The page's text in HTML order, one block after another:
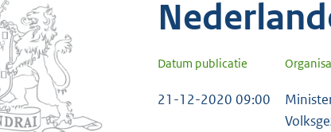
Datum publicatie
21-12-2020 09:00